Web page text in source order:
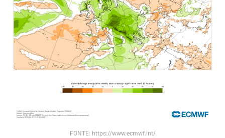
FONTE: https://www.ecmwf.int/